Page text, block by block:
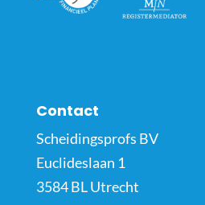
Contact
Scheidingsprofs BV
Euclideslaan 1
3584 BL Utrecht